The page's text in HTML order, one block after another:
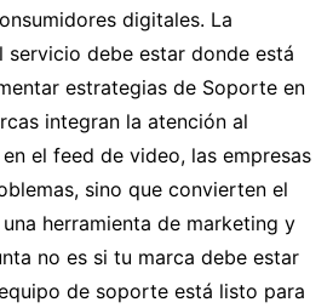
digitales. La
servicio debe estar donde está
estrategias de Soporte en
integran la atención al
el feed de video, las empresas
sino que convierten el
herramienta de marketing y
no es si tu marca debe estar
de soporte está listo para